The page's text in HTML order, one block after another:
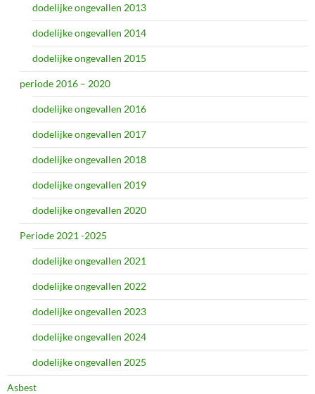
dodelijke ongevallen 2013
dodelijke ongevallen 2014
dodelijke ongevallen 2015
periode 2016 – 2020
dodelijke ongevallen 2016
dodelijke ongevallen 2017
dodelijke ongevallen 2018
dodelijke ongevallen 2019
dodelijke ongevallen 2020
Periode 2021 -2025
dodelijke ongevallen 2021
dodelijke ongevallen 2022
dodelijke ongevallen 2023
dodelijke ongevallen 2024
dodelijke ongevallen 2025
Asbest